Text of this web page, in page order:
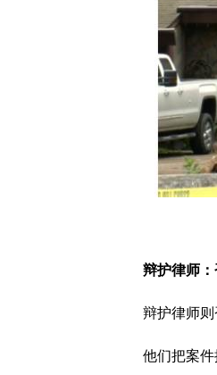
辩护律师
辩护律师
他们把案件